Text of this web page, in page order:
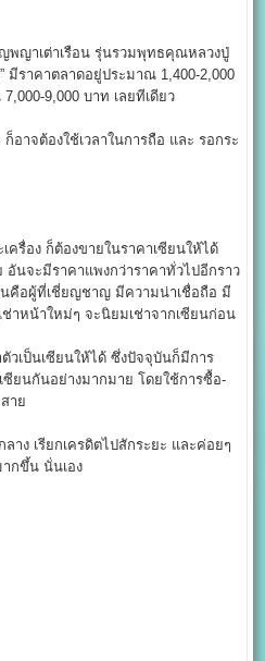
พญาเต่าเรือน รุ่นรวมพุทธคุณหลวงปู่
มีราคาตลาดอยู่ประมาณ 1,400-2,000
9,000 บาท เลยทีเดียว
าจต้องใช้เวลาในการถือ และ รอกระ
รื่อง ก็ต้องขายในราคาเซียนให้ได้
นจะมีราคาแพงกว่าราคาทั่วไปอีกราว
นคือผู้ที่เชี่ยญชาญ มีความน่าเชื่อถือ มี
าหน้าใหม่ๆ จะนิยมเช่าจากเซียนก่อน
วเป็นเซียนให้ได้ ซึ่งปัจจุบันก็มีการ
ซียนกันอย่างมากมาย โดยใช้การซื้อ-
าย
ง เรียกเครดิตไปสักระยะ และค่อยๆ
กขึ้น นั่นเอง